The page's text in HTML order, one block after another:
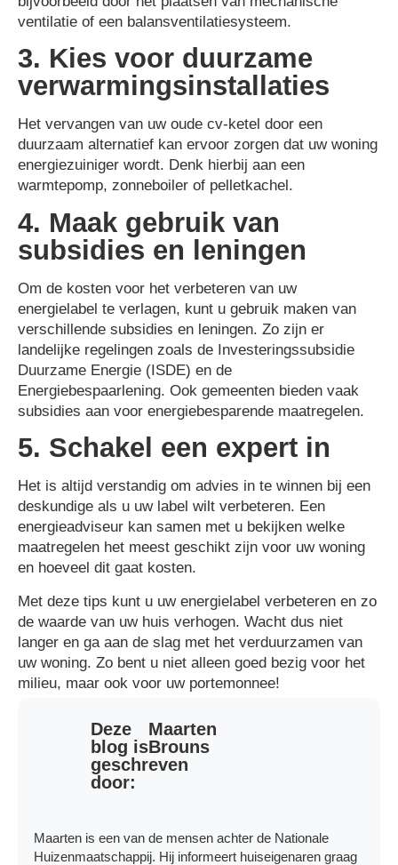
ventilatie of een balansventilatiesysteem.
3. Kies voor duurzame
verwarmingsinstallaties
Het vervangen van uw oude cv-ketel door een
duurzaam alternatief kan ervoor zorgen dat uw woning
energiezuiniger wordt. Denk hierbij aan een
warmtepomp, zonneboiler of pelletkachel.
4. Maak gebruik van
subsidies en leningen
Om de kosten voor het verbeteren van uw
energielabel te verlagen, kunt u gebruik maken van
verschillende subsidies en leningen. Zo zijn er
landelijke regelingen zoals de Investeringssubsidie
Duurzame Energie (ISDE) en de
Energiebespaarlening. Ook gemeenten bieden vaak
subsidies aan voor energiebesparende maatregelen.
5. Schakel een expert in
Het is altijd verstandig om advies in te winnen bij een
deskundige als u uw label wilt verbeteren. Een
energieadviseur kan samen met u bekijken welke
maatregelen het meest geschikt zijn voor uw woning
en hoeveel dit gaat kosten.
Met deze tips kunt u uw energielabel verbeteren en zo
de waarde van uw huis verhogen. Wacht dus niet
langer en ga aan de slag met het verduurzamen van
uw woning. Zo bent u niet alleen goed bezig voor het
milieu, maar ook voor uw portemonnee!
Deze
blog is
geschreven
door:
Maarten
Brouns
Maarten is een van de mensen achter de Nationale
Huizenmaatschappij. Hij informeert huiseigenaren graag